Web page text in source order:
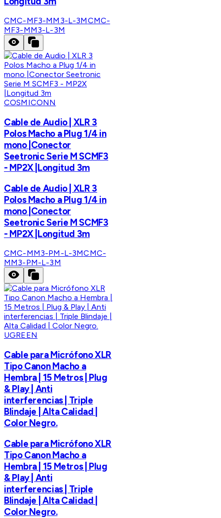
CMC-MF3-MM3-L-3MCMC-
MF3-MM3-L-3M
COSMICONN
Cable de Audio | XLR 3
Polos Macho a Plug 1/4 in
mono |Conector
Seetronic Serie M SCMF3
- MP2X |Longitud 3m
Cable de Audio | XLR 3
Polos Macho a Plug 1/4 in
mono |Conector
Seetronic Serie M SCMF3
- MP2X |Longitud 3m
CMC-MM3-PM-L-3MCMC-
MM3-PM-L-3M
UGREEN
Cable para Micrófono XLR
Tipo Canon Macho a
Hembra | 15 Metros | Plug
& Play | Anti
interferencias | Triple
Blindaje | Alta Calidad |
Color Negro.
Cable para Micrófono XLR
Tipo Canon Macho a
Hembra | 15 Metros | Plug
& Play | Anti
interferencias | Triple
Blindaje | Alta Calidad |
Color Negro.